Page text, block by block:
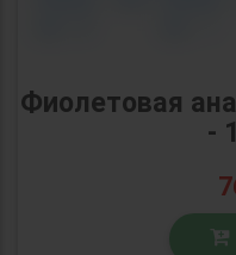
Фиолетовая
-